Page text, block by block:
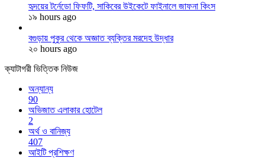
হৃদয়ের টর্নেডো ফিফটি, সাকিবের উইকেটে ফাইনালে জাফনা কিংস
১৯ hours ago
বগুড়ায় পুকুর থেকে অজ্ঞাত ব্যক্তির মরদেহ উদ্ধার
২০ hours ago
ক্যাটাগরী ভিত্তিক নিউজ
অন্যান্য
90
অভিজাত এলাকার হোটেল
2
অর্থ ও বানিজ্য
407
আইটি প্রশিক্ষণ